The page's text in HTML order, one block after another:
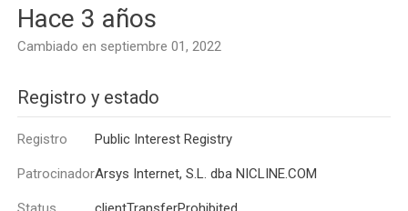
Hace 3 años
Cambiado en septiembre 01, 2022
Registro y estado
Registro Public Interest Registry
PatrocinadorArsys Internet, S.L. dba NICLINE.COM